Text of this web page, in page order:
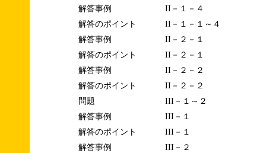
解答事例
II－１－４
解答のポイント
II－１－１～４
解答事例
II－２－１
解答のポイント
II－２－１
解答事例
II－２－２
解答のポイント
II－２－２
問題
III－１～２
解答事例
III－１
解答のポイント
III－１
解答事例
III－２